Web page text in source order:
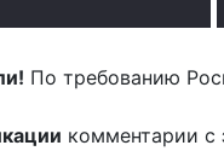
По требованию
комментарии с